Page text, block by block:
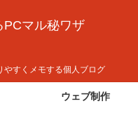
マル秘ワザ
やすくメモする個人ブログ
ウェブ制作